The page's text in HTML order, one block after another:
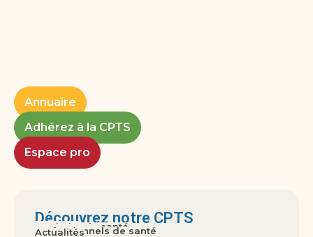
Annuaire
Adhérez à la CPTS
Espace pro
Découvrez notre CPTS
A propos
Territoire de santé
Gouvernance
Usagers
Professionnels de santé
Actualités